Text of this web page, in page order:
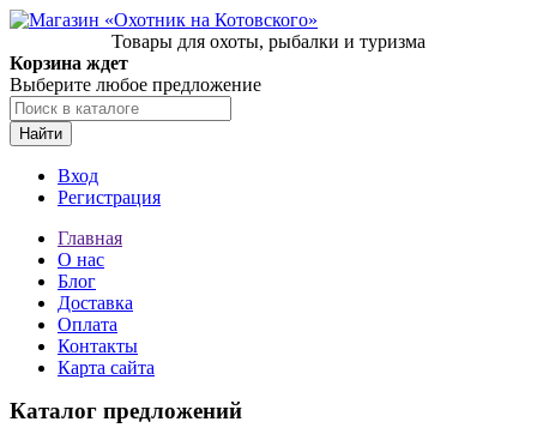
Товары для охоты, рыбалки и туризма
Корзина ждет
Выберите любое предложение
Найти
Вход
Регистрация
Главная
О нас
Блог
Доставка
Оплата
Контакты
Карта сайта
Каталог предложений